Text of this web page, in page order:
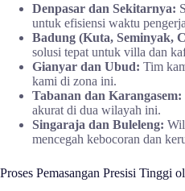
Denpasar dan Sekitarnya:
untuk efisiensi waktu
Badung (Kuta, Seminyak,
solusi tepat untuk villa dan
Gianyar dan Ubud: Tim
kami di zona ini.
Tabanan dan Karangasem:
akurat di dua wilayah ini.
Singaraja dan Buleleng:
mencegah kebocoran dan
Proses Pemasangan Presisi Tinggi